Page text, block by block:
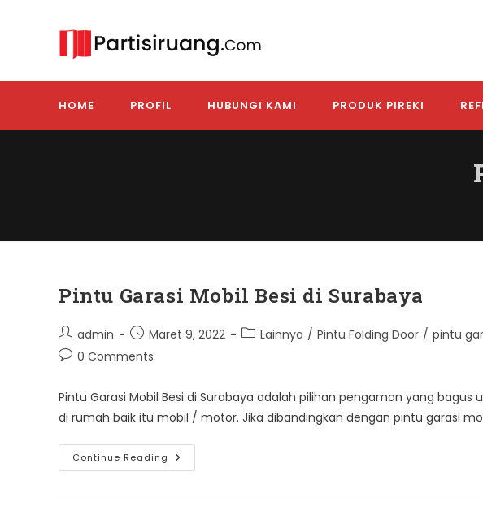
HOME PROFIL HUBUNGI KAMI PRODUK PIREKI
Pintu Garasi Mobil Besi di Surabaya
Post
author:
admin
Post
published:
Maret 9, 2022
PostLainnya / Pintu Folding Door / pintu
Post0 Comments
Pintu Garasi Mobil Besi di Surabaya adalah pilihan pengaman yang
di rumah baik itu mobil / motor. Jika dibandingkan dengan pintu garasi
Continue Reading Pintu
Garasi